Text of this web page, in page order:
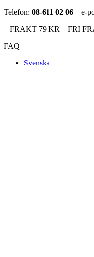
Telefon: 08-611 02 06 – e-
– FRAKT 79 KR – FRI
FAQ
Svenska